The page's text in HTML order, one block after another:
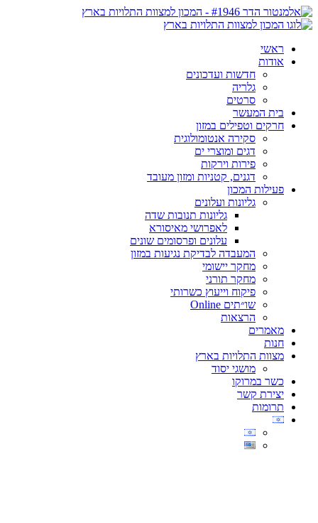
ראשי
אודות
חדשות ועדכונים
גלריה
סרטים
בית המעשר
חרקים וטפילים במזון
סקירה אנטומולוגית
דגים ומוצרי ים
פירות וירקות
דגנים, קטניות ומזון מעובד
פעילות המכון
גליונות ועלונים
גליונות תנובות שדה
לאפרושי מאיסורא
עלונים ופרסומים שונים
המעבדה לבדיקת נגיעות במזון
מחקר יישומי
מחקר תורני
פיקוח וייעוץ כשרותי
שו״תים Online
הרצאות
מאמרים
חנות
מצוות התלויות בארץ
מושגי יסוד
כשר במרוקו
יצירת קשר
תרומות